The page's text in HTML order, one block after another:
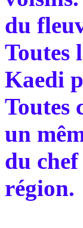
du
Toutes
Kaedi
Toutes
un
du
région.